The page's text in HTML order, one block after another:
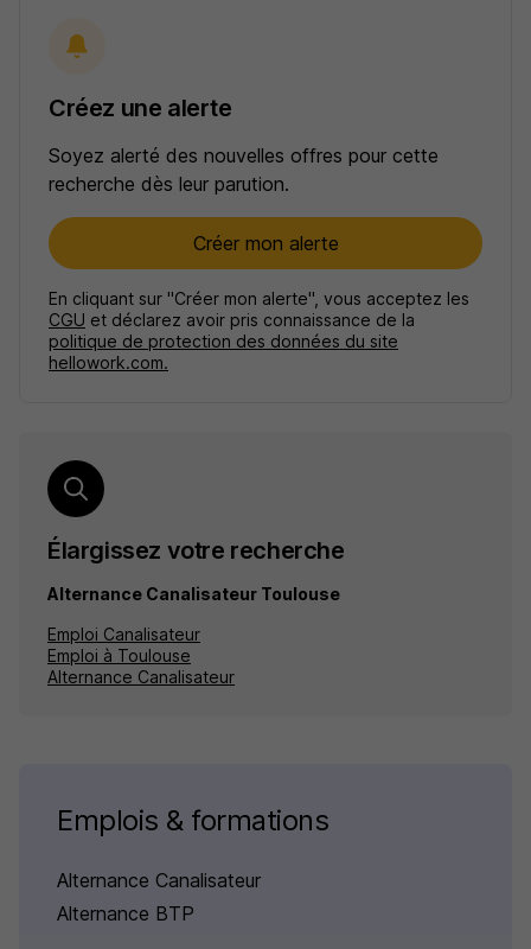
Créez une alerte
Soyez alerté des nouvelles offres pour cette
recherche dès leur parution.
Créer mon alerte
En cliquant sur "Créer mon alerte", vous acceptez les
CGU et déclarez avoir pris connaissance de la
politique de protection des données du site
hellowork.com.
Élargissez votre recherche
Alternance Canalisateur Toulouse
Emploi Canalisateur
Emploi à Toulouse
Alternance Canalisateur
Emplois & formations
Alternance Canalisateur
Alternance BTP